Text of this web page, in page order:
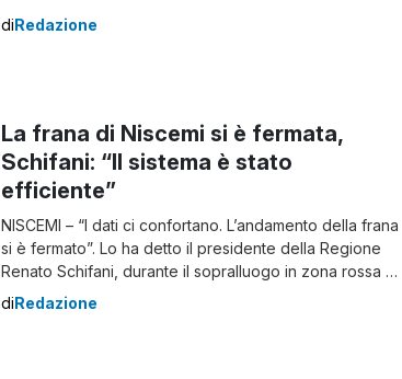
riduce il perimetro della zona rossa, portandolo da 150
diRedazione
La frana di Niscemi si è fermata,
Schifani: “Il sistema è stato
efficiente”
NISCEMI – “I dati ci confortano. L’andamento della frana
si è fermato”. Lo ha detto il presidente della Regione
Renato Schifani, durante il sopralluogo in zona rossa a
Niscemi. Il governatore, accompagnato dal sindaco
diRedazione